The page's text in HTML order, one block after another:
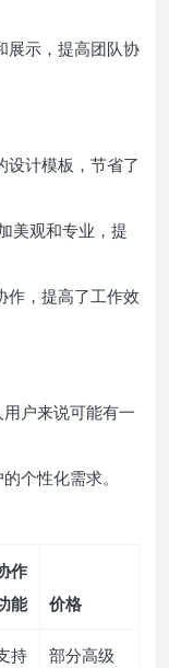
展示，提高团队协
设计模板，节省了
美观和专业，提
作，提高了工作效
户来说可能有一
个性化需求。
作
能
价格
持 部分高级